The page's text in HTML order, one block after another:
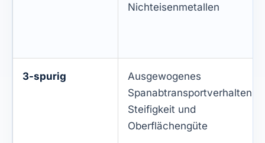
Nichteisenmetallen
3-spurig
Ausgewogenes
Spanabtransportverhalten,
Steifigkeit und
Oberflächengüte